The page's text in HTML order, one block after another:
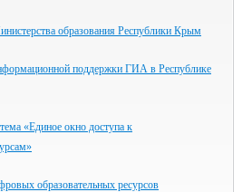
образования Республики Крым
поддержки ГИА в Республике
«Единое окно доступа к
образовательных ресурсов